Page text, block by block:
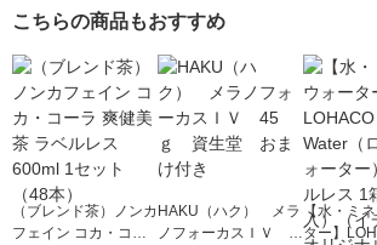
こちらの商品もおすすめ
（ブレンド茶）ノンカ
フェイン コカ・コー
HAKU（ハク） メラ
ノフォーカスＩＶ 4
【水・ミ
ター】